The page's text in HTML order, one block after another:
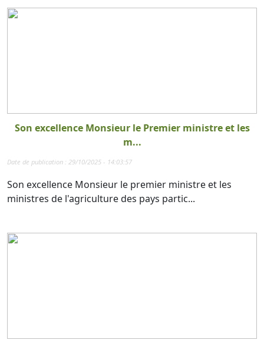
Son excellence Monsieur le Premier ministre et les
m...
Date de publication : 29/10/2025 - 14:03:57
Son excellence Monsieur le premier ministre et les
ministres de l'agriculture des pays partic...